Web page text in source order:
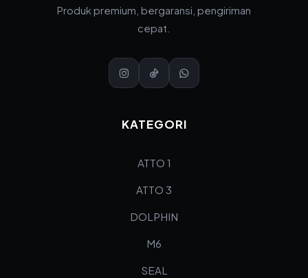
Produk premium, bergaransi, pengiriman
cepat.
KATEGORI
ATTO 1
ATTO 3
DOLPHIN
M6
SEAL